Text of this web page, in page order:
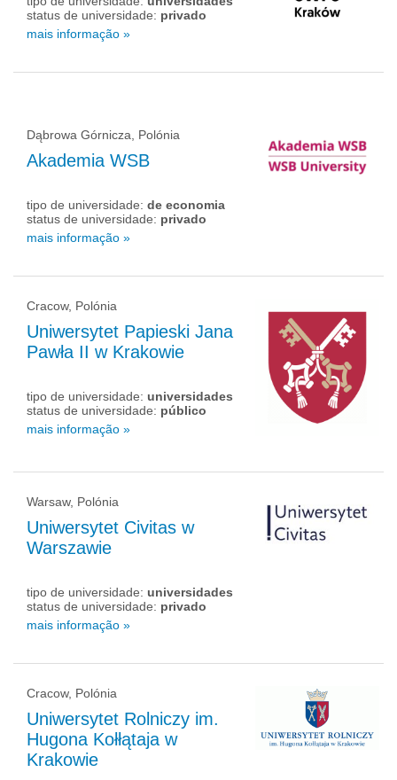
status de universidade: privado
mais informação »
Dąbrowa Górnicza, Polónia
Akademia WSB
tipo de universidade: de economia
status de universidade: privado
mais informação »
Cracow, Polónia
Uniwersytet Papieski Jana
Pawła II w Krakowie
tipo de universidade: universidades
status de universidade: público
mais informação »
Warsaw, Polónia
Uniwersytet Civitas w
Warszawie
tipo de universidade: universidades
status de universidade: privado
mais informação »
Cracow, Polónia
Uniwersytet Rolniczy im.
Hugona Kołłątaja w
Krakowie